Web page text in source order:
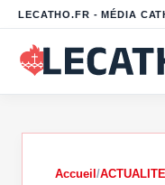
LECATHO.FR - MÉDIA
Accueil /ACTUALITE